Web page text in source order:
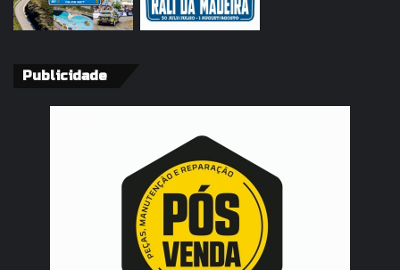
Publicidade